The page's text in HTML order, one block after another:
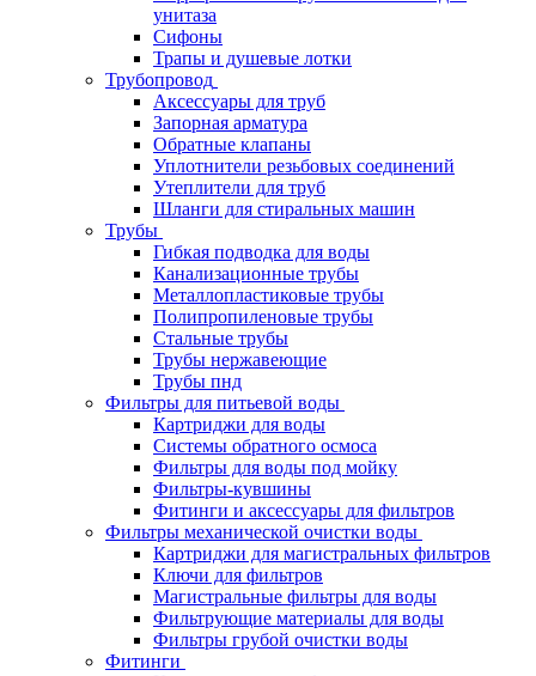
унитаза
Сифоны
Трапы и душевые лотки
Трубопровод
Аксессуары для труб
Запорная арматура
Обратные клапаны
Уплотнители резьбовых соединений
Утеплители для труб
Шланги для стиральных машин
Трубы
Гибкая подводка для воды
Канализационные трубы
Металлопластиковые трубы
Полипропиленовые трубы
Стальные трубы
Трубы нержавеющие
Трубы пнд
Фильтры для питьевой воды
Картриджи для воды
Системы обратного осмоса
Фильтры для воды под мойку
Фильтры-кувшины
Фитинги и аксессуары для фильтров
Фильтры механической очистки воды
Картриджи для магистральных фильтров
Ключи для фильтров
Магистральные фильтры для воды
Фильтрующие материалы для воды
Фильтры грубой очистки воды
Фитинги